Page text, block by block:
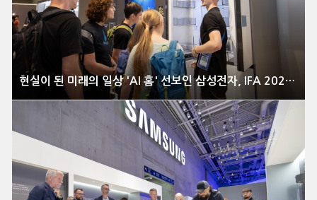
현실이 된 미래의 일상 'AI 홈' 선보인 삼성전자, IFA 2025 이모저모